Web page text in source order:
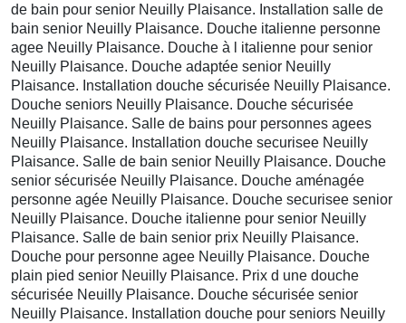
de bain pour senior Neuilly Plaisance. Installation salle de
bain senior Neuilly Plaisance. Douche italienne personne
agee Neuilly Plaisance. Douche à l italienne pour senior
Neuilly Plaisance. Douche adaptée senior Neuilly
Plaisance. Installation douche sécurisée Neuilly Plaisance.
Douche seniors Neuilly Plaisance. Douche sécurisée
Neuilly Plaisance. Salle de bains pour personnes agees
Neuilly Plaisance. Installation douche securisee Neuilly
Plaisance. Salle de bain senior Neuilly Plaisance. Douche
senior sécurisée Neuilly Plaisance. Douche aménagée
personne agée Neuilly Plaisance. Douche securisee senior
Neuilly Plaisance. Douche italienne pour senior Neuilly
Plaisance. Salle de bain senior prix Neuilly Plaisance.
Douche pour personne agee Neuilly Plaisance. Douche
plain pied senior Neuilly Plaisance. Prix d une douche
sécurisée Neuilly Plaisance. Douche sécurisée senior
Neuilly Plaisance. Installation douche pour seniors Neuilly